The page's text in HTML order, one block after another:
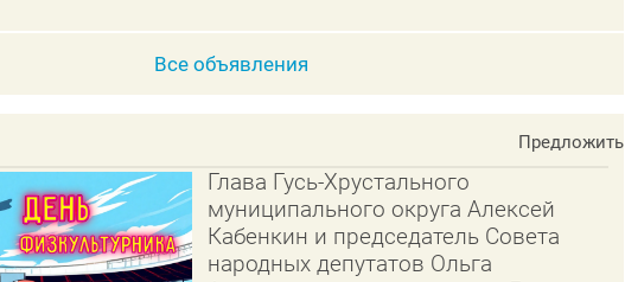
Все объявления
Предложить
Глава Гусь-Хрустального
муниципального округа Алексей
Кабенкин и председатель Совета
народных депутатов Ольга